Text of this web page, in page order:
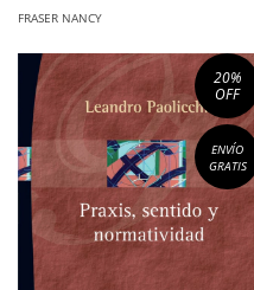
FRASER NANCY
20%
OFF
ENVÍO
GRATIS